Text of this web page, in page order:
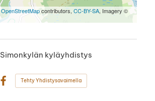
OpenStreetMapcontributors, CC-BY-SA, Imagery ©
Simonkylän kyläyhdistys
Tehty Yhdistysavaimella